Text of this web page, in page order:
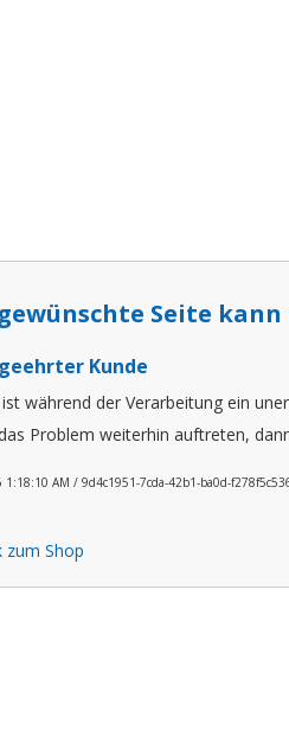
Seite
Kunde
während der Verarbeitung ein
Problem weiterhin auftreten,
AM / 9d4c1951-7cda-42b1-ba0d-
zum Shop